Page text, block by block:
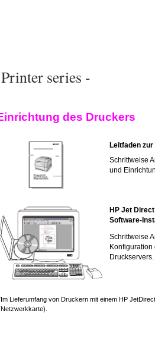
series -
des Druckers
Leitfaden
Schrittweise
und
HP Jet
Software-
Schrittweise
Konfiguration
Druckservers.
Lieferumfang von Druckern mit einem HP